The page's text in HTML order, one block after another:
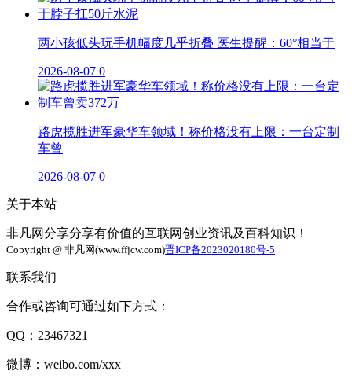
两小孩低头玩手机幅度几乎折叠 医生提醒：60°相当于
2026-08-07 0
路虎揽胜进军豪华车领域！称价格没有上限：一台定制
车曾
2026-08-07 0
关于本站
非凡网分享分享有价值的互联网创业资讯及百科知识！
Copyright @ 非凡网(www.ffjcw.com)晋ICP备2023020180号-5
联系我们
合作或咨询可通过如下方式：
QQ：23467321
微博：weibo.com/xxx